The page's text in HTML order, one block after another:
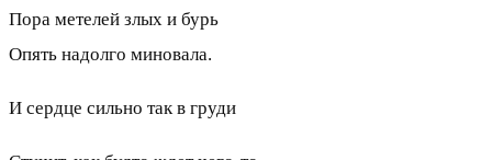
Пора метелей злых и бурь
Опять надолго миновала.
И сердце сильно так в груди